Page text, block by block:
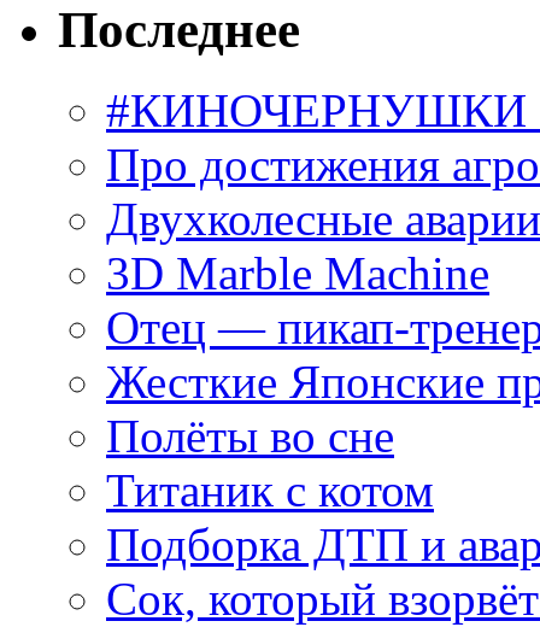
Последнее
#КИНОЧЕРНУШКИ
Про достижения
Двухколесные
3D Marble Machine
Отец — пикап-
Жесткие Японские
Полёты во сне
Титаник с котом
Подборка ДТП и
Сок, который